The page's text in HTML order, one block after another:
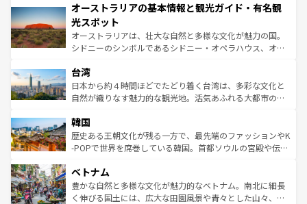
部のニューオーリンズでは、音楽と美食が融合した独特の
文化が魅力。旅行者はアメリカの各地域で異なる魅力を楽
しみながら、その多様性と豊かな歴史を感じることができ
るだろう。車でのロードトリップや列車の旅も、アメリカ
情報は
ワイ島は見逃せない。また、定番の観光地といえばオアフ
島だが、静かな自然を求めるならマウイ島やカウアイ島が
おすすめ。エメラルドグリーンに輝く海をはじめ、豊かな
文化や歴史が息づいている。「アロハスピリット」と呼ば
人々、おいしいローカルフードやハワイアンミュージッ
ク、伝統的なフラダンスなど、すべてがハワイの魅力を彩
っている。訪れるたびに新しい発見と感動が待っているハ
はコンテンツ一覧
オーストラリアの基本情報と観光ガイド・有名観
光スポット
オーストラリアは、壮大な自然と多様な文化が魅力の国。
シドニーのシンボルであるシドニー・オペラハウス、オー
リアリーフや大陸中央部にそびえるウルル（エアーズロッ
ク）、タスマニアの美しい原生林やケアンズの熱帯雨林な
ど、見どころがたくさん。また、カフェやワイン、オージ
いる。アクティビティも充実しており、サーフィンやダイ
ビング、ハイキングなど、アウトドア好きにはたまらな
い。オーストラリアの多彩な魅力を存分に味わいつくそ
参照してほしい。
台湾
日本から約４時間ほどでたどり着く台湾は、多彩な文化と
自然が織りなす魅力的な観光地。活気あふれる大都市の台
ン）、静ひつな山岳地帯である台湾東部など、都市の喧騒
と山間の静けさが共存しており、訪れる人に新しい発見と
驚きをもたらしてくれる。また、奥深い台湾の食文化も魅
容にもいいと評判のスイーツなど、バラエティ豊かな料理
が味わえる。 なお、新着の台湾情報は コンテンツ一覧を参
照してほしい。
韓国
歴史ある王朝文化が残る一方で、最先端のファッションやK
-POPで世界を席巻している韓国。首都ソウルの宮殿や伝統
き、地方に足を延ばせば四季折々の自然美を楽しむことが
できる。そして、キムチや焼肉、絶品のストリートフード
まで、さまざまな韓国料理が待っている。夜には、韓国な
ベトナム
豊かな自然と多様な文化が魅力的なベトナム。南北に細長
く伸びる国土には、広大な田園風景や青々とした山々、世